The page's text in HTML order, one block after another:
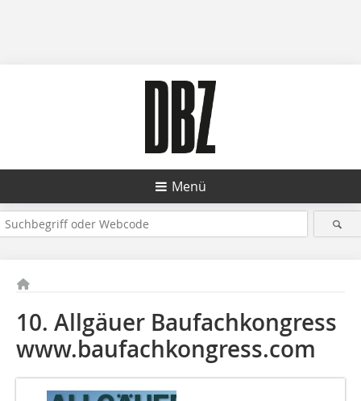
Menü
10. Allgäuer Baufachkongress
www.baufachkongress.com